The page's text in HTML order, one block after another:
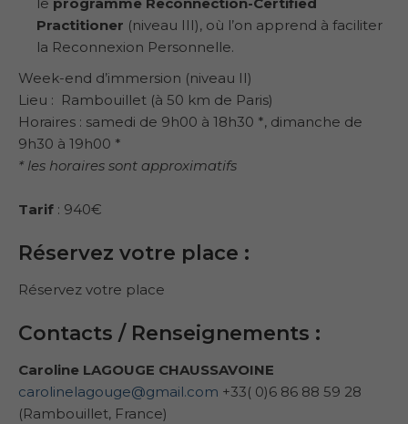
Practitioner (niveau III), où l’on apprend à faciliter
la Reconnexion Personnelle.
Week-end d’immersion (niveau II)
Lieu : Rambouillet (à 50 km de Paris)
Horaires : samedi de 9h00 à 18h30 *, dimanche de
9h30 à 19h00 *
* les horaires sont approximatifs
Tarif : 940€
Réservez votre place :
Réservez votre place
Contacts / Renseignements :
Caroline LAGOUGE CHAUSSAVOINE
carolinelagouge@gmail.com +33( 0)6 86 88 59 28
(Rambouillet, France)